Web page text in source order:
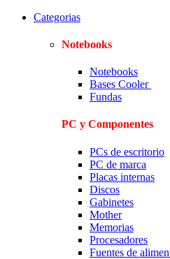
Categorias
Notebooks
Notebooks
Bases Cooler
Fundas
PC y Componentes
PCs de escritorio
PC de marca
Placas internas
Discos
Gabinetes
Mother
Memorias
Procesadores
Fuentes de